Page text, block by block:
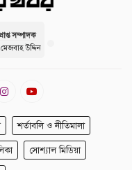
সম্পাদক
উদ্দিন
শর্তাবলি ও নীতিমালা
সোশ্যাল মিডিয়া